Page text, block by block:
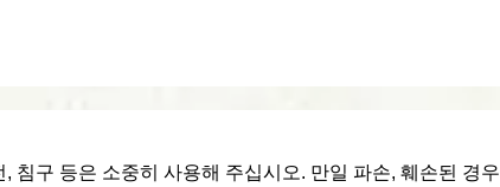
, 침구 등은 소중히 사용해 주십시오. 만일 파손, 훼손된 경